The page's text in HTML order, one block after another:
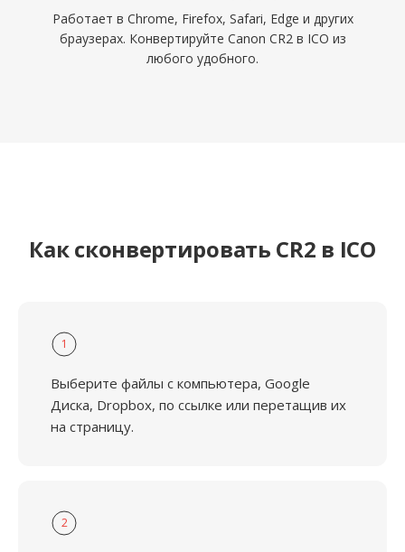
Работает в Chrome, Firefox, Safari, Edge и других
браузерах. Конвертируйте Canon CR2 в ICO из
любого удобного.
Как сконвертировать CR2 в ICO
1
Выберите файлы с компьютера, Google
Диска, Dropbox, по ссылке или перетащив их
на страницу.
2